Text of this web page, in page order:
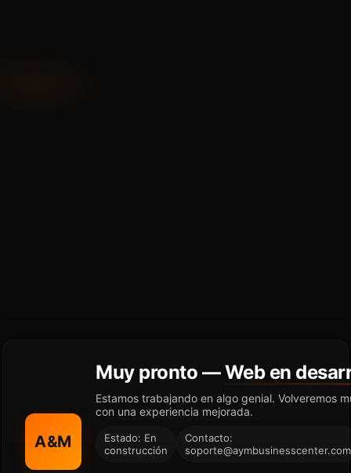
A&M
Muy pronto —Web en
Estamos trabajando en algo genial. Volveremos
con una experiencia mejorada.
Estado: En
construcción
Contacto:
soporte@aymbusinesscenter.com